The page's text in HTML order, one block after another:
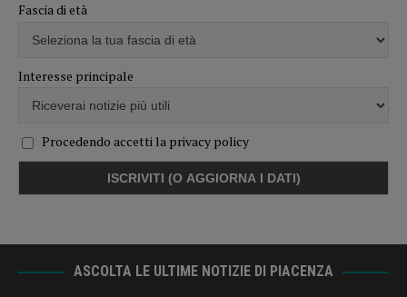
Fascia di età
Interesse principale
Procedendo accetti la privacy policy
ASCOLTA LE ULTIME NOTIZIE DI PIACENZA